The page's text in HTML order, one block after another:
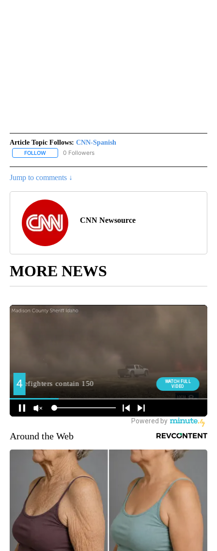
Article Topic Follows: CNN-Spanish
FOLLOW FOLLOW "CNN-SPANISH" TO RECEIVE NOTIFICATIONS ABOUT
0 Followers
Jump to comments ↓
CNN Newsource
MORE NEWS
Around the Web